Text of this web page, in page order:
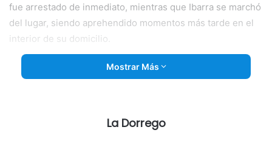
fue arrestado de inmediato, mientras que Ibarra se marchó
del lugar, siendo aprehendido momentos más tarde en el
interior de su domicilio.
Al cursar datos en la Sala de Informática, se constató que
participación de menores de edad”, causa en la que
interviene el Tribunal en lo Criminal Nro. 2, a cargo de la
Mostrar Más
La Dorrego